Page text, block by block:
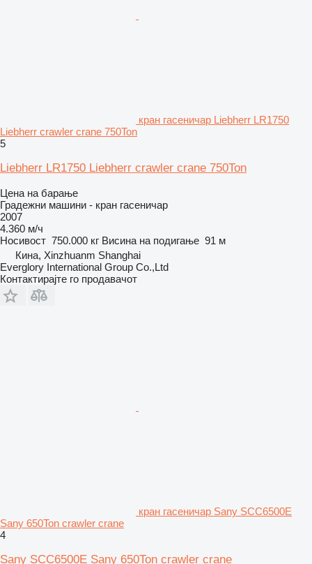
кран гасеничар Liebherr LR1750
Liebherr crawler crane 750Ton
5
Liebherr LR1750 Liebherr crawler crane 750Ton
Цена на барање
Градежни машини - кран гасеничар
2007
4.360 м/ч
Носивост 750.000 кг Висина на подигање 91 м
Кина, Xinzhuanm Shanghai
Everglory International Group Co.,Ltd
Контактирајте го продавачот
кран гасеничар Sany SCC6500E
Sany 650Ton crawler crane
4
Sany SCC6500E Sany 650Ton crawler crane